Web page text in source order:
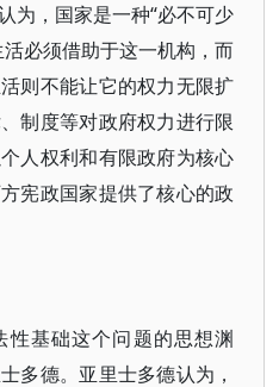
为，国家是一种“必不可少
必须借助于这一机构，而
则不能让它的权力无限扩
制度等对政府权力进行限
人权利和有限政府为核心
宪政国家提供了核心的政
性基础这个问题的思想渊
多德。亚里士多德认为，